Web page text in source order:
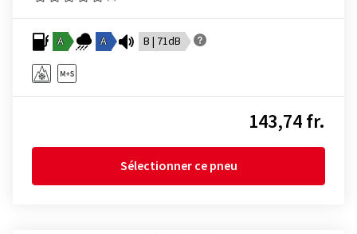
A A B | 71dB
143,74 fr.
Sélectionner ce pneu